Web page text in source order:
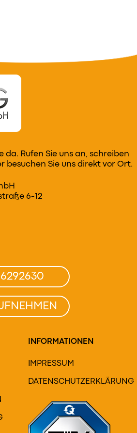
da. Rufen Sie uns an, schreiben
besuchen Sie uns direkt vor Ort.
6-12
INFORMATIONEN
IMPRESSUM
DATENSCHUTZERKLÄRUNG